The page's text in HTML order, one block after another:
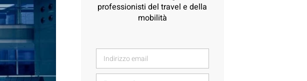
professionisti del travel e della
mobilità